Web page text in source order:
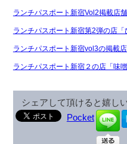
ランチパスポート新宿Vol2掲載店
ランチパスポート新宿第2弾の店「
ランチパスポート新宿vol3の掲載
ランチパスポート新宿２の店「味
シェアして頂けると嬉し
Pocket